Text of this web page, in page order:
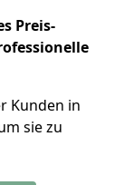
Preis-
Kunden in
sie zu